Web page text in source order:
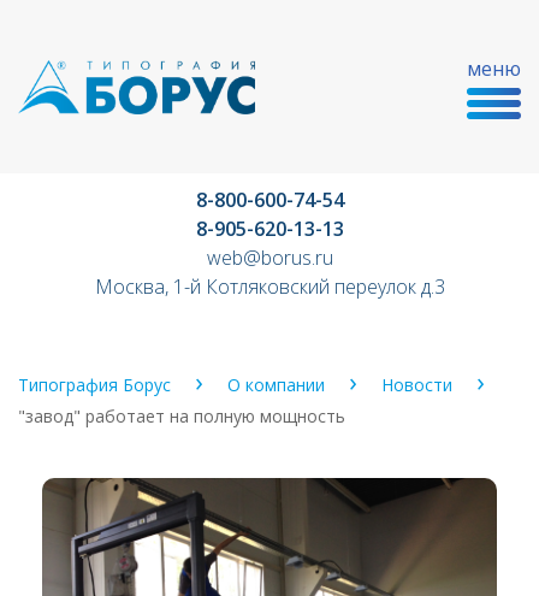
меню
8-800-600-74-54
8-905-620-13-13
web@borus.ru
Москва, 1-й Котляковский переулок д.3
Типография Борус О компании
Новости
"завод" работает на полную мощность